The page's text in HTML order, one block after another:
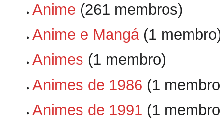
Anime ‏‎ (261 membros)
Anime e Mangá (1
Animes ‏‎ (1 membro)
Animes de 1986 (1
Animes de 1991 (1